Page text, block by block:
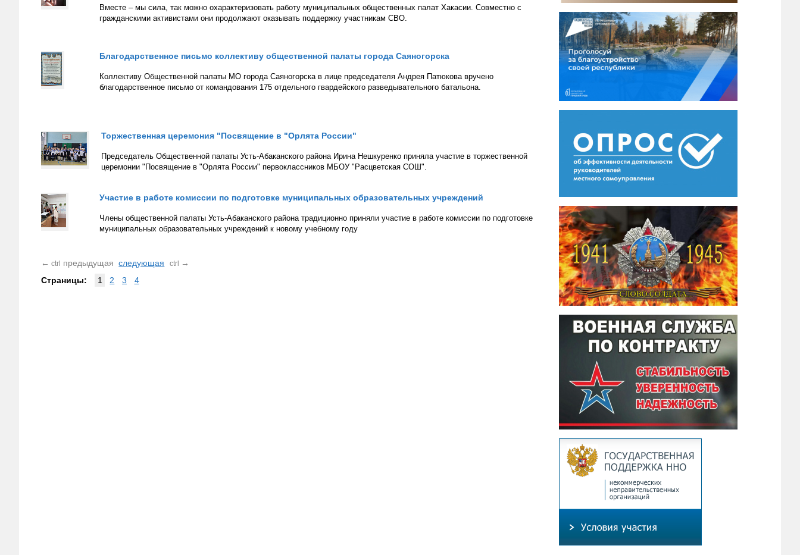
Вместе – мы сила, так можно охарактеризовать работу муниципальных общественных палат Хакасии. Совместно с
гражданскими активистами они продолжают оказывать поддержку участникам СВО.
Благодарственное письмо коллективу общественной палаты города Саяногорска
Коллективу Общественной палаты МО города Саяногорска в лице председателя Андрея Патюкова вручено
благодарственное письмо от командования 175 отдельного гвардейского разведывательного батальона.
Торжественная церемония "Посвящение в "Орлята России"
Председатель Общественной палаты Усть-Абаканского района Ирина Нешкуренко приняла участие в торжественной
церемонии "Посвящение в "Орлята России" первоклассников МБОУ "Расцветская СОШ".
Участие в работе комиссии по подготовке муниципальных образовательных учреждений
Члены общественной палаты Усть-Абаканского района традиционно приняли участие в работе комиссии по подготовке
муниципальных образовательных учреждений к новому учебному году
← ctrl предыдущая следующая ctrl
→
Страницы:
1 2 3 4